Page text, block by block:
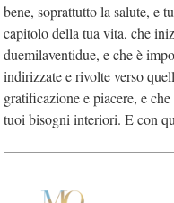
bene, soprattutto la salute, e
capitolo della tua vita, che
duemilaventidue, e che è
indirizzate e rivolte verso
gratificazione e piacere, e
tuoi bisogni interiori. E con